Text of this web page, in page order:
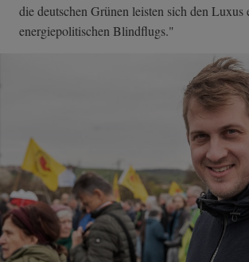
die deutschen Grünen leisten sich den Luxus
energiepolitischen Blindflugs."